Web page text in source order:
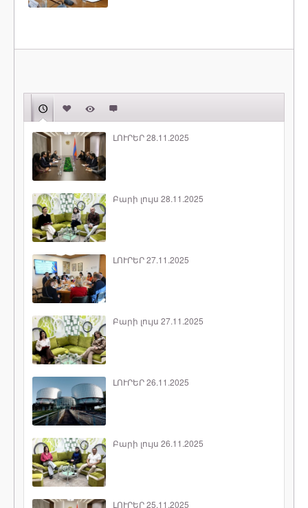
ԼՈՒՐԵՐ 28.11.2025
Բարի լույս 28.11.2025
ԼՈՒՐԵՐ 27.11.2025
Բարի լույս 27.11.2025
ԼՈՒՐԵՐ 26.11.2025
Բարի լույս 26.11.2025
ԼՈՒՐԵՐ 25.11.2025